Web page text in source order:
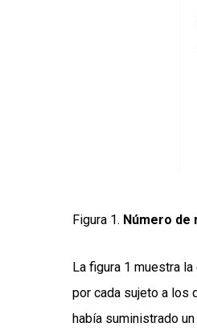
Figura 1. Número de
La figura 1 muestra
por cada sujeto a los
había suministrado